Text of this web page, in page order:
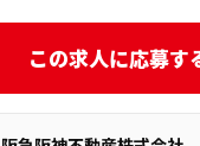
この求人に応募す